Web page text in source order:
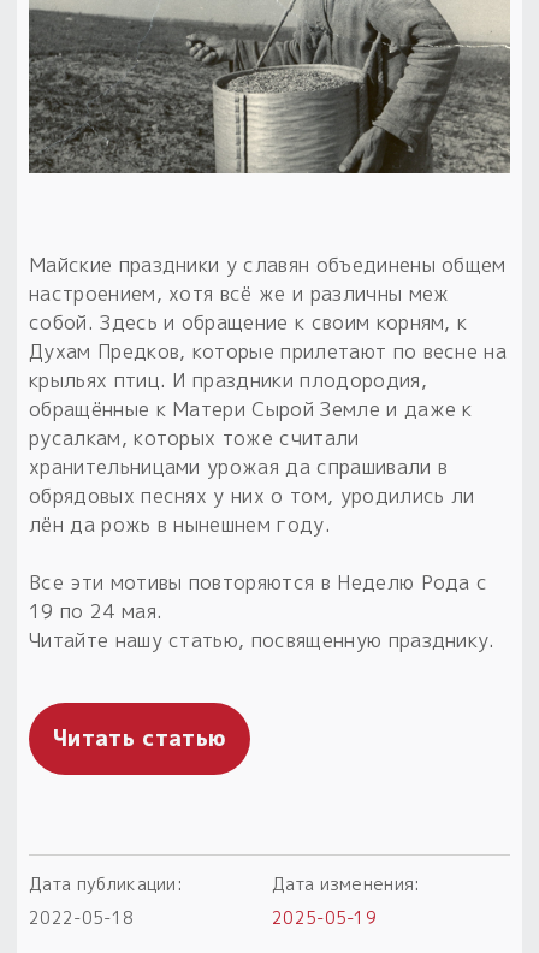
Обрядовые предметы
Расходные материалы
Готовые заговоры и обряды
Сундучок
Об авторе и издательстве
Наборы для книг
Электронные книги
Гадание он-лайн
Приложение для гадания
30 вариантов раскладов по системе Рез Рода:
Предметы
Магические наборы
Для алтаря
Расходные материалы
Новые книги
«Резы Рода. Нежиты» и «Резы
Рода.Духи-Хозяева» с колодами
толковники со значениями, раскладами,
толкованиями колод
Узнать
Пыльный сундучок
большое обновление
Товары со скидкой
Новинки
Товары недели
Оберег в подарок
к заказу от 3 тыс. руб.
Майские праздники у славян объединены общем
настроением, хотя всё же и различны меж
собой. Здесь и обращение к своим корням, к
Духам Предков, которые прилетают по весне на
крыльях птиц. И праздники плодородия,
обращённые к Матери Сырой Земле и даже к
русалкам, которых тоже считали
хранительницами урожая да спрашивали в
обрядовых песнях у них о том, уродились ли
лён да рожь в нынешнем году.
Все эти мотивы повторяются в Неделю Рода с
19 по 24 мая.
Читайте нашу статью, посвященную празднику.
Читать статью
Дата публикации:
2022-05-18
Дата изменения:
2025-05-19